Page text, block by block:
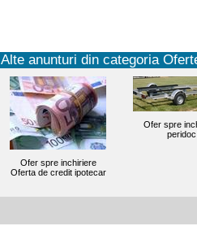
Alte anunturi din categoria
Ofer spre inchiriere
Oferta de credit ipotecar
Ofer spre
peridoc